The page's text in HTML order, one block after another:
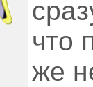
что
же